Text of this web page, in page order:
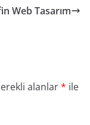
Web Tasarım
alanlar* ile